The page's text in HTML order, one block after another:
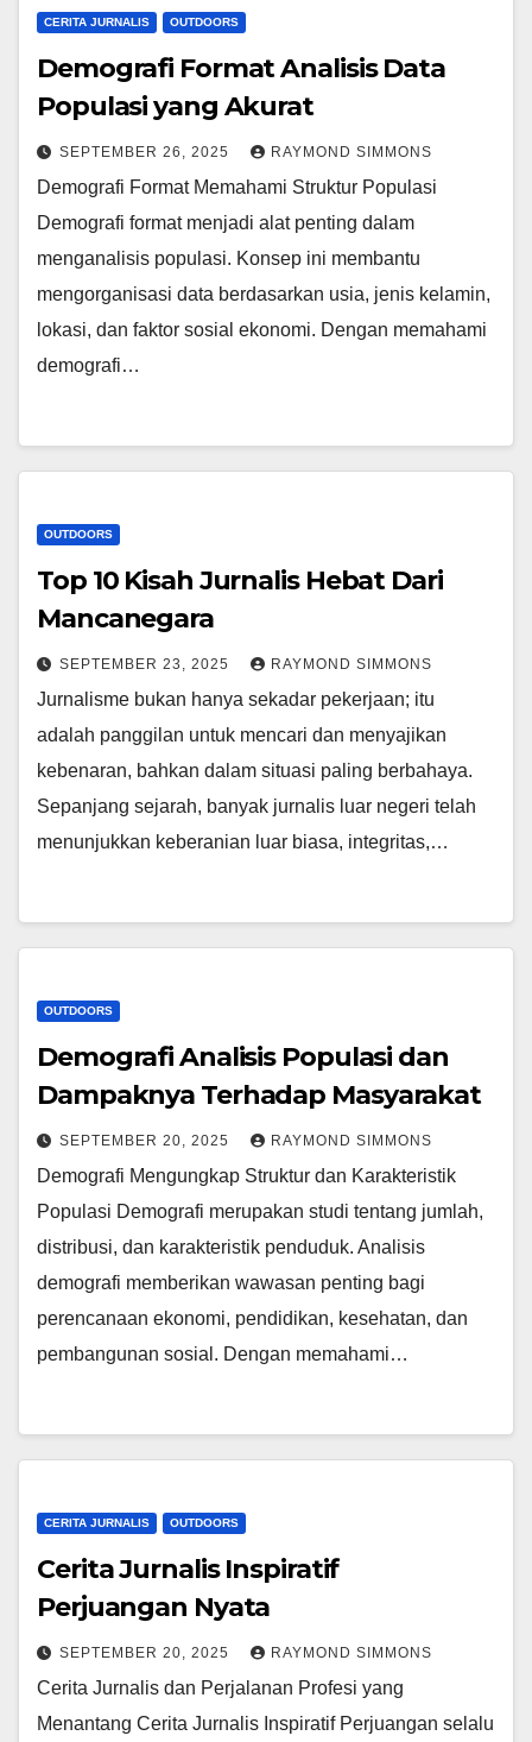
CERITA JURNALIS OUTDOORS
Demografi Format Analisis Data
Populasi yang Akurat
SEPTEMBER 26, 2025 RAYMOND SIMMONS
Demografi Format Memahami Struktur Populasi
Demografi format menjadi alat penting dalam
menganalisis populasi. Konsep ini membantu
mengorganisasi data berdasarkan usia, jenis kelamin,
lokasi, dan faktor sosial ekonomi. Dengan memahami
demografi…
OUTDOORS
Top 10 Kisah Jurnalis Hebat Dari
Mancanegara
SEPTEMBER 23, 2025 RAYMOND SIMMONS
Jurnalisme bukan hanya sekadar pekerjaan; itu
adalah panggilan untuk mencari dan menyajikan
kebenaran, bahkan dalam situasi paling berbahaya.
Sepanjang sejarah, banyak jurnalis luar negeri telah
menunjukkan keberanian luar biasa, integritas,…
OUTDOORS
Demografi Analisis Populasi dan
Dampaknya Terhadap Masyarakat
SEPTEMBER 20, 2025 RAYMOND SIMMONS
Demografi Mengungkap Struktur dan Karakteristik
Populasi Demografi merupakan studi tentang jumlah,
distribusi, dan karakteristik penduduk. Analisis
demografi memberikan wawasan penting bagi
perencanaan ekonomi, pendidikan, kesehatan, dan
pembangunan sosial. Dengan memahami…
CERITA JURNALIS OUTDOORS
Cerita Jurnalis Inspiratif
Perjuangan Nyata
SEPTEMBER 20, 2025 RAYMOND SIMMONS
Cerita Jurnalis dan Perjalanan Profesi yang
Menantang Cerita Jurnalis Inspiratif Perjuangan selalu